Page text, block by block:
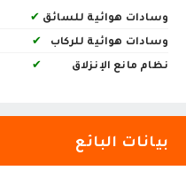
وسادات هوائية للسائق ✔
وسادات هوائية للركاب
✔
نظام مانع الإنزلاق
✔
بيانات البائع